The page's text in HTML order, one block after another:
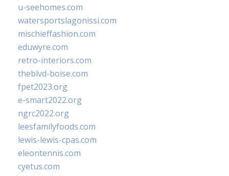
u-seehomes.com
watersportslagonissi.com
mischieffashion.com
eduwyre.com
retro-interiors.com
theblvd-boise.com
fpet2023.org
e-smart2022.org
ngrc2022.org
leesfamilyfoods.com
lewis-lewis-cpas.com
eleontennis.com
cyetus.com